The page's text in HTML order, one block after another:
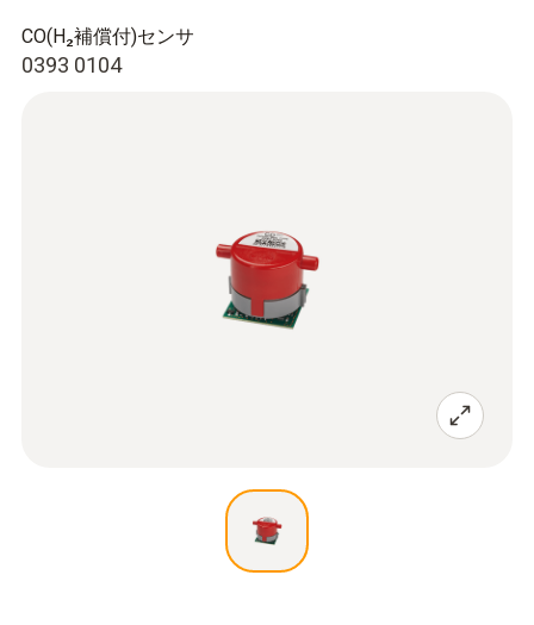
0393 0104
CO(H₂補償付)センサ